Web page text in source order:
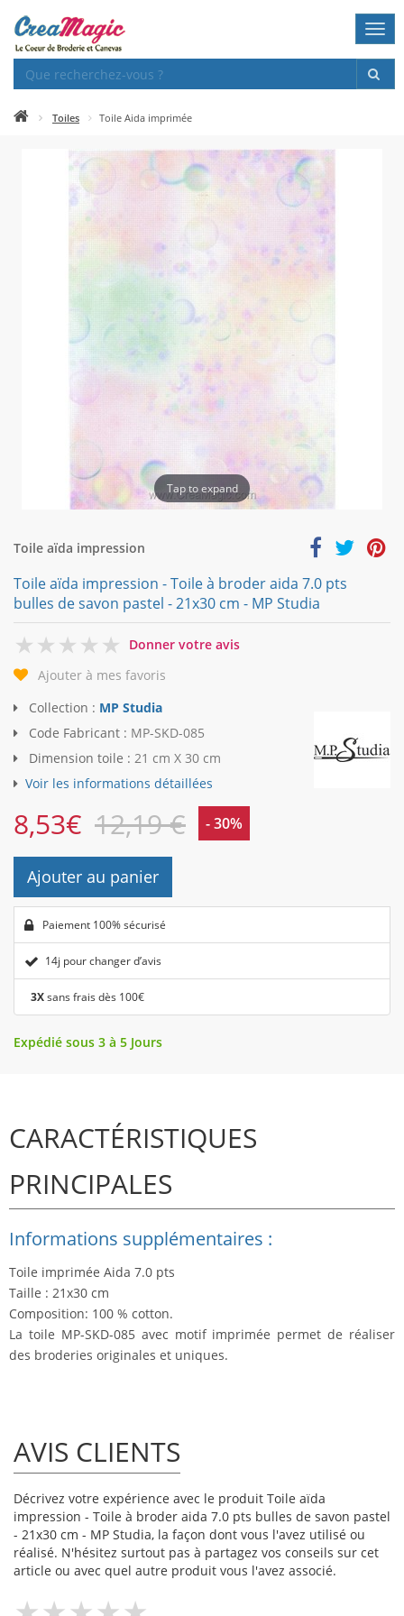
Toiles Toile Aida imprimée
Tap to expand
Toile aïda impression
Toile aïda impression - Toile à broder aida 7.0 pts
bulles de savon pastel - 21x30 cm - MP Studia
0
Donner votre avis
Ajouter à mes favoris
Collection : MP Studia
Code Fabricant : MP-SKD-085
Dimension toile : 21 cm X 30 cm
Voir les informations détaillées
8,53€ 12,19 € - 30%
Ajouter au panier
Paiement 100% sécurisé
14j pour changer d’avis
3Xsans frais dès 100€
Expédié sous 3 à 5 Jours
CARACTÉRISTIQUES
PRINCIPALES
Informations supplémentaires :
Toile imprimée Aida 7.0 pts
Taille : 21x30 cm
Composition: 100 % cotton.
La toile MP-SKD-085 avec motif imprimée permet de réaliser
des broderies originales et uniques.
AVIS CLIENTS
Décrivez votre expérience avec le produit Toile aïda
impression - Toile à broder aida 7.0 pts bulles de savon pastel
- 21x30 cm - MP Studia, la façon dont vous l'avez utilisé ou
réalisé. N'hésitez surtout pas à partagez vos conseils sur cet
article ou avec quel autre produit vous l'avez associé.